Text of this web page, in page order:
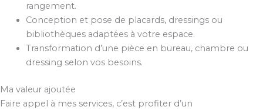
rangement.
Conception et pose de placards, dressings ou
bibliothèques adaptées à votre espace.
Transformation d’une pièce en bureau, chambre ou
dressing selon vos besoins.
Ma valeur ajoutée
Faire appel à mes services, c’est profiter d’un